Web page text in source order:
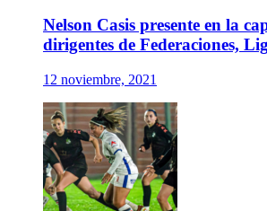
Nelson Casis presente en la
dirigentes de Federaciones,
12 noviembre, 2021